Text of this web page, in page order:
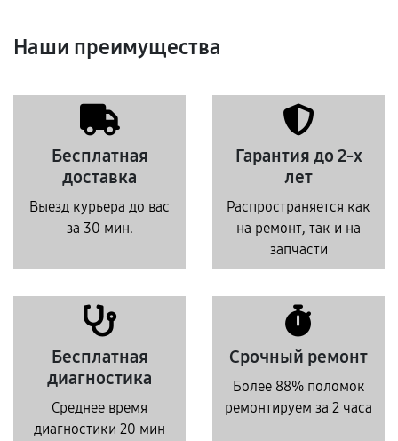
Наши преимущества
Бесплатная
доставка
Выезд курьера до вас
за 30 мин.
Гарантия до 2-х
лет
Распространяется как
на ремонт, так и на
запчасти
Бесплатная
диагностика
Среднее время
диагностики 20 мин
Срочный ремонт
Более 88% поломок
ремонтируем за 2 часа